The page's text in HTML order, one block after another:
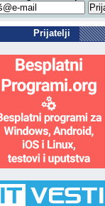
Prijatelji